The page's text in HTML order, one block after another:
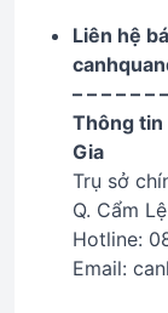
Liên hệ
– – – – – –
Thông tin
Gia
Trụ sở
Q. Cẩm
Hotline:
Email: